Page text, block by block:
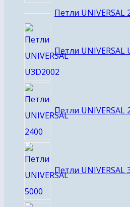
Петли UNIVERSAL
Петли UNIVERSAL
Петли UNIVERSAL
Петли UNIVERSAL